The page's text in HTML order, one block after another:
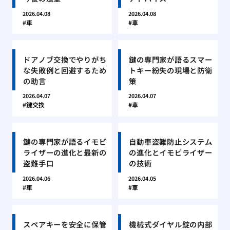
2026.04.08
車
2026.04.08
車
ドアノブ交換でやりがち
な失敗例と回避するため
の助言
2026.04.07
鍵交換
鍵の専門家が語るスマー
トキー紛失の現場と防衛
策
2026.04.07
車
鍵の専門家が語るイモビ
ライザーの進化と最新の
盗難手口
2026.04.06
車
自動車盗難防止システム
の進化とイモビライザー
の技術
2026.04.05
車
スペアキーを安全に保管
機械式ダイヤル錠の内部